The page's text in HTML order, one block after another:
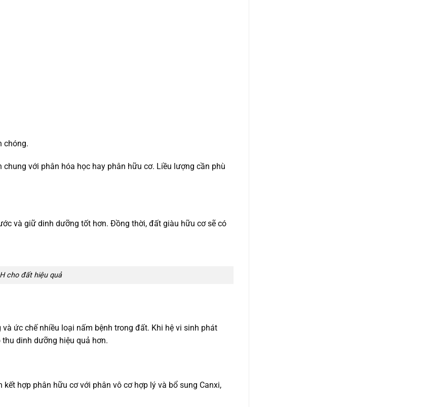
chóng.
với phân hóa học hay phân hữu cơ. Liều lượng cần phù
và giữ dinh dưỡng tốt hơn. Đồng thời, đất giàu hữu cơ sẽ có
cho đất hiệu quả
ức chế nhiều loại nấm bệnh trong đất. Khi hệ vi sinh phát
dinh dưỡng hiệu quả hơn.
hợp phân hữu cơ với phân vô cơ hợp lý và bổ sung Canxi,